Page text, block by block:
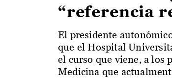
“referencia
El presidente
que el Hospital
el curso que viene, a los
Medicina que